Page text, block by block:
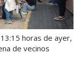
horas de ayer,
de vecinos